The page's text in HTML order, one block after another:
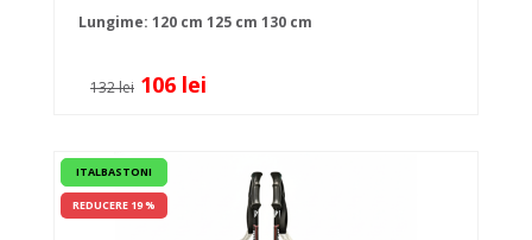
Lungime: 120 cm 125 cm 130 cm
132 lei 106 lei
ITALBASTONI
REDUCERE 19 %